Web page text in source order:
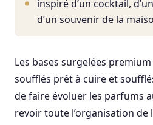
inspiré d’un cocktail,
d’un souvenir de la
Les bases surgelées
soufflés prêt à cuire et
de faire évoluer les parfums
revoir toute l’organisation de